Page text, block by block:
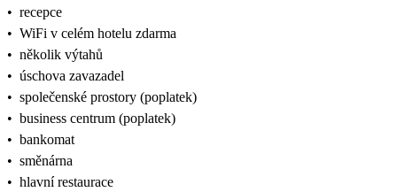
• recepce
• WiFi v celém hotelu zdarma
• několik výtahů
• úschova zavazadel
• společenské prostory (poplatek)
• business centrum (poplatek)
• bankomat
• směnárna
• hlavní restaurace